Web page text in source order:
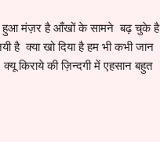
हुआ मंज़र है आँखों के सामने बढ़ चुके है
है क्या खो दिया है हम भी कभी जान
की ज़िन्दगी में एहसान बहुत